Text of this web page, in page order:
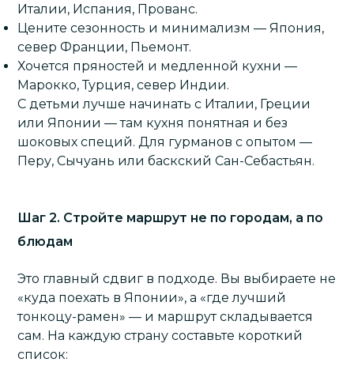
Италии, Испания, Прованс.
Цените сезонность и минимализм — Япония,
север Франции, Пьемонт.
Хочется пряностей и медленной кухни —
Марокко, Турция, север Индии.
С детьми лучше начинать с Италии, Греции
или Японии — там кухня понятная и без
шоковых специй. Для гурманов с опытом —
Перу, Сычуань или баскский Сан-Себастьян.
Шаг 2. Стройте маршрут не по городам, а по
блюдам
Это главный сдвиг в подходе. Вы выбираете не
«куда поехать в Японии», а «где лучший
тонкоцу-рамен» — и маршрут складывается
сам. На каждую страну составьте короткий
список: